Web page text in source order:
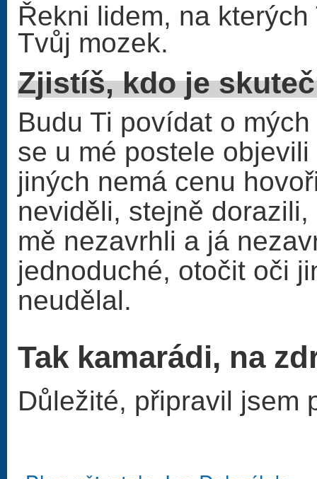
Řekni lidem, na
Tvůj mozek.
Zjistíš, kdo
Budu Ti povídat o
se u mé postele
jiných nemá cenu
neviděli, stejně
mě nezavrhli a já
jednoduché, otočit oči
neudělal.
Tak kamarádi, na
Důležité, připravil jsem